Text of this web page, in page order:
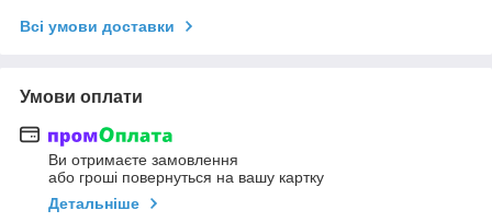
Всі умови доставки
Умови оплати
Ви отримаєте замовлення
або гроші повернуться на вашу картку
Детальніше